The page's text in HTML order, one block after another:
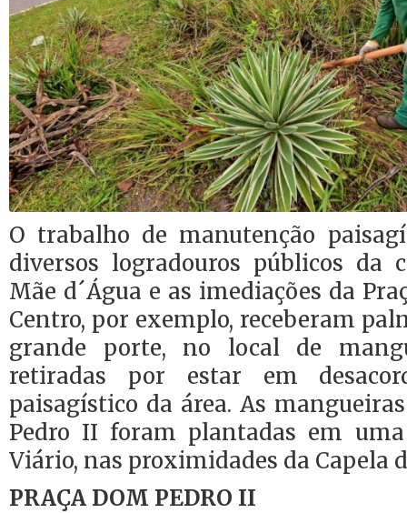
O trabalho de manutenção
diversos logradouros públicos da
Mãe d´Água e as imediações da
Centro, por exemplo, receberam
grande porte, no local de
retiradas por estar em
paisagístico da área. As
Pedro II foram plantadas em
Viário, nas proximidades da Capela
PRAÇA DOM PEDRO II